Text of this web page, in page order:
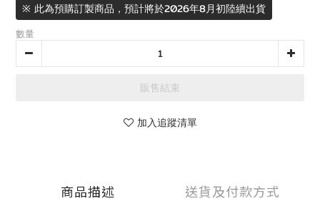
※ 此為預購訂製商品，預計將於2026年8月初陸續出貨
數量
販售結束
加入追蹤清單
商品描述 送貨及付款方式